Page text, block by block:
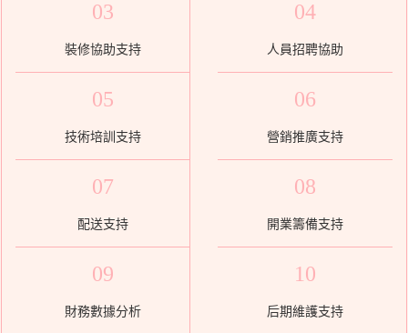
03
裝修協助支持
04
人員招聘協助
05
技術培訓支持
06
營銷推廣支持
07
配送支持
08
開業籌備支持
09
財務數據分析
10
后期維護支持